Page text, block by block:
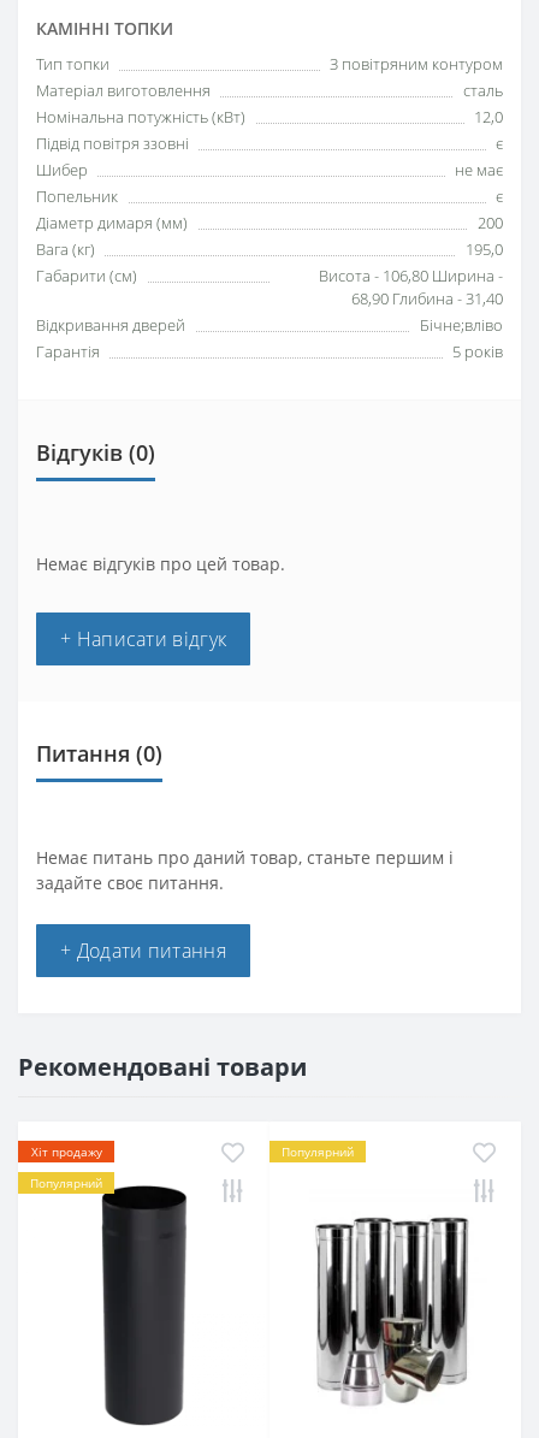
КАМІННІ ТОПКИ
Тип топки
З повітряним контуром
Матеріал виготовлення
сталь
Номінальна потужність (кВт)
12,0
Підвід повітря ззовні
є
Шибер
не має
Попельник
є
Діаметр димаря (мм)
200
Вага (кг)
195,0
Габарити (см)
Висота - 106,80 Ширина -
68,90 Глибина - 31,40
Відкривання дверей
Бічне;вліво
Гарантія
5 років
Відгуків (0)
Немає відгуків про цей товар.
+ Написати відгук
Питання (0)
Немає питань про даний товар, станьте першим і
задайте своє питання.
+ Додати питання
Рекомендовані товари
Хіт продажу
Популярний
Популярний